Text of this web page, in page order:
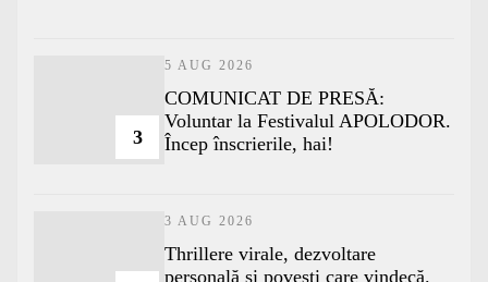
3
5 AUG 2026
COMUNICAT DE PRESĂ:
Voluntar la Festivalul APOLODOR.
Încep înscrierile, hai!
3 AUG 2026
Thrillere virale, dezvoltare
personală și povești care vindecă.